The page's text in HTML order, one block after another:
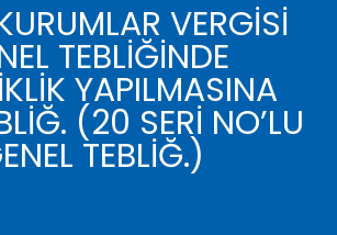
VERGİSİ
TEBLİĞİNDE
YAPILMASINA
(20 SERİ NO’LU
TEBLİĞ.)